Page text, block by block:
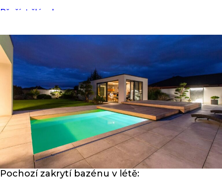
Přečíst článek
Pochozí zakrytí bazénu v létě: